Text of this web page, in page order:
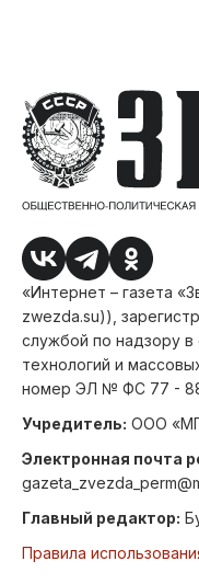
«Интернет – газета
zwezda.su)),
службой по надзору
технологий и
номер ЭЛ № ФС 77 -
Учредитель: ООО
Электронная почта
Главный редактор:
Правила